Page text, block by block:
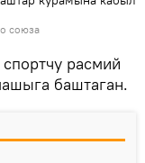
союза
расмий
баштаган.